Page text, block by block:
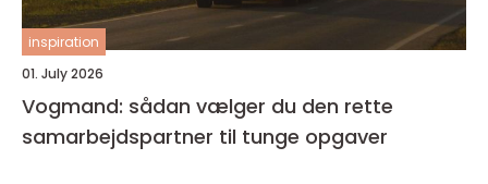
inspiration
01. July 2026
Vogmand: sådan vælger du den rette
samarbejdspartner til tunge opgaver